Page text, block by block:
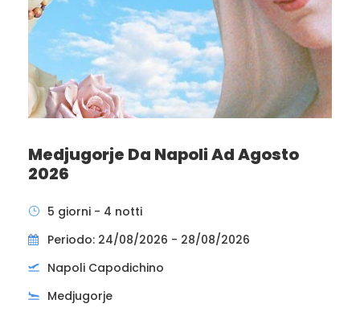
Medjugorje Da Napoli Ad Agosto
2026
5 giorni - 4 notti
Periodo: 24/08/2026 - 28/08/2026
Napoli Capodichino
Medjugorje